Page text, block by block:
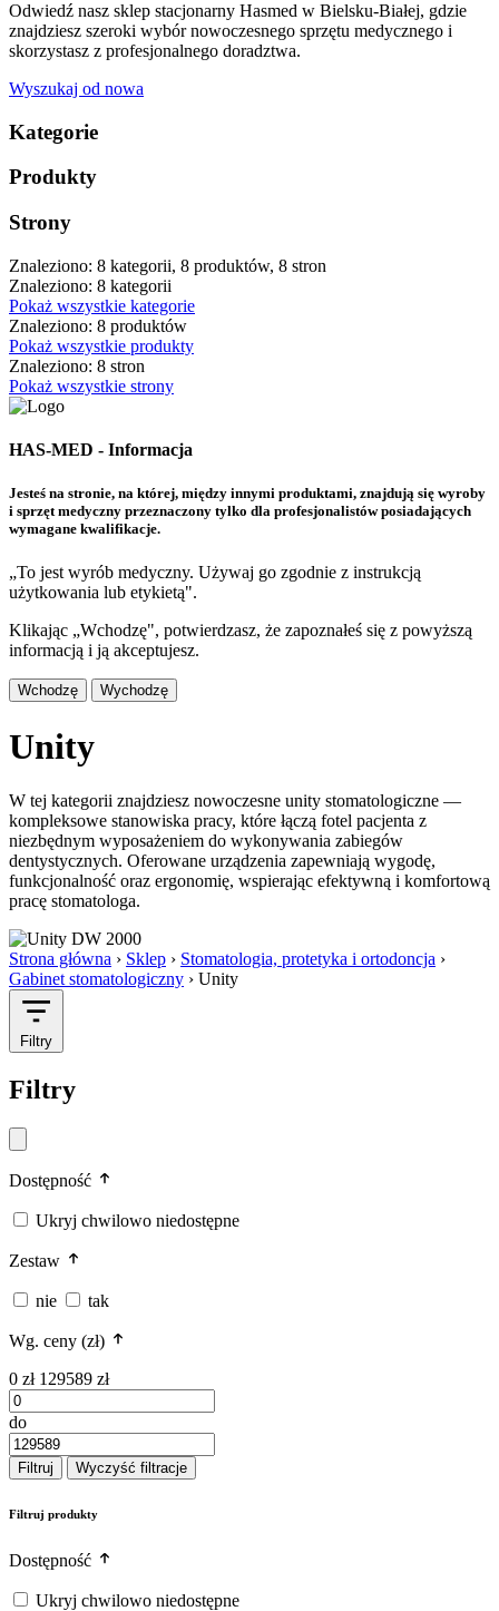
Odwiedź nasz sklep stacjonarny Hasmed w Bielsku-Białej, gdzie
znajdziesz szeroki wybór nowoczesnego sprzętu medycznego i
skorzystasz z profesjonalnego doradztwa.
Wyszukaj od nowa
Kategorie
Produkty
Strony
Znaleziono: 8 kategorii, 8 produktów, 8 stron
Znaleziono: 8 kategorii
Pokaż wszystkie kategorie
Znaleziono: 8 produktów
Pokaż wszystkie produkty
Znaleziono: 8 stron
Pokaż wszystkie strony
HAS-MED - Informacja
Jesteś na stronie, na której, między innymi produktami, znajdują się wyroby
i sprzęt medyczny przeznaczony tylko dla profesjonalistów posiadających
wymagane kwalifikacje.
„To jest wyrób medyczny. Używaj go zgodnie z instrukcją
użytkowania lub etykietą".
Klikając „Wchodzę", potwierdzasz, że zapoznałeś się z powyższą
informacją i ją akceptujesz.
Wchodzę Wychodzę
Unity
W tej kategorii znajdziesz nowoczesne unity stomatologiczne —
kompleksowe stanowiska pracy, które łączą fotel pacjenta z
niezbędnym wyposażeniem do wykonywania zabiegów
dentystycznych. Oferowane urządzenia zapewniają wygodę,
funkcjonalność oraz ergonomię, wspierając efektywną i komfortową
pracę stomatologa.
Strona główna › Sklep › Stomatologia, protetyka i ortodoncja ›
Gabinet stomatologiczny › Unity
Filtry
Filtry
Dostępność
Ukryj chwilowo niedostępne
Zestaw
nie tak
Wg. ceny (zł)
0 zł 129589 zł
do
Filtruj Wyczyść filtracje
Filtruj produkty
Dostępność
Ukryj chwilowo niedostępne